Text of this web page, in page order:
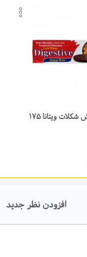
دایجستیو روکش شکلات ویتانا 175
افزودن نظر جدید